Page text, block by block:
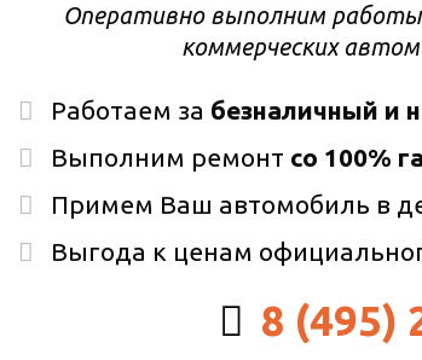
Оперативно выполним работы
коммерческих
Работаем за безналичный и
Выполним ремонт со 100%
Примем Ваш автомобиль в
Выгода к ценам
8 (495)